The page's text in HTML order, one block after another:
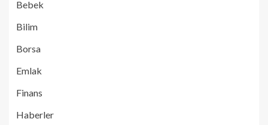
Bebek
Bilim
Borsa
Emlak
Finans
Haberler